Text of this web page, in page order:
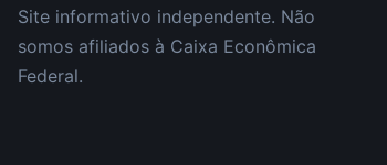
Site informativo independente. Não
somos afiliados à Caixa Econômica
Federal.